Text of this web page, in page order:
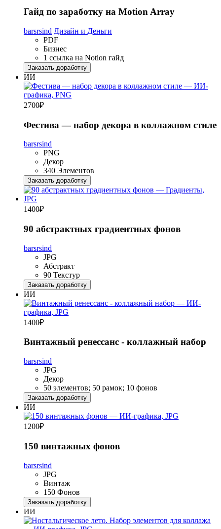
Гайд по заработку на Motion Array
barsrsind Дизайн и Деньги
PDF
Бизнес
1 ссылка на Notion гайд
Заказать доработку
ИИ
2700₽
Фестива — набор декора в коллажном стиле
barsrsind
PNG
Декор
340 Элементов
Заказать доработку
1400₽
90 абстрактных градиентных фонов
barsrsind
JPG
Абстракт
90 Текстур
Заказать доработку
ИИ
1400₽
Винтажный ренессанс - коллажный набор
barsrsind
JPG
Декор
50 элементов; 50 рамок; 10 фонов
Заказать доработку
ИИ
1200₽
150 винтажных фонов
barsrsind
JPG
Винтаж
150 Фонов
Заказать доработку
ИИ